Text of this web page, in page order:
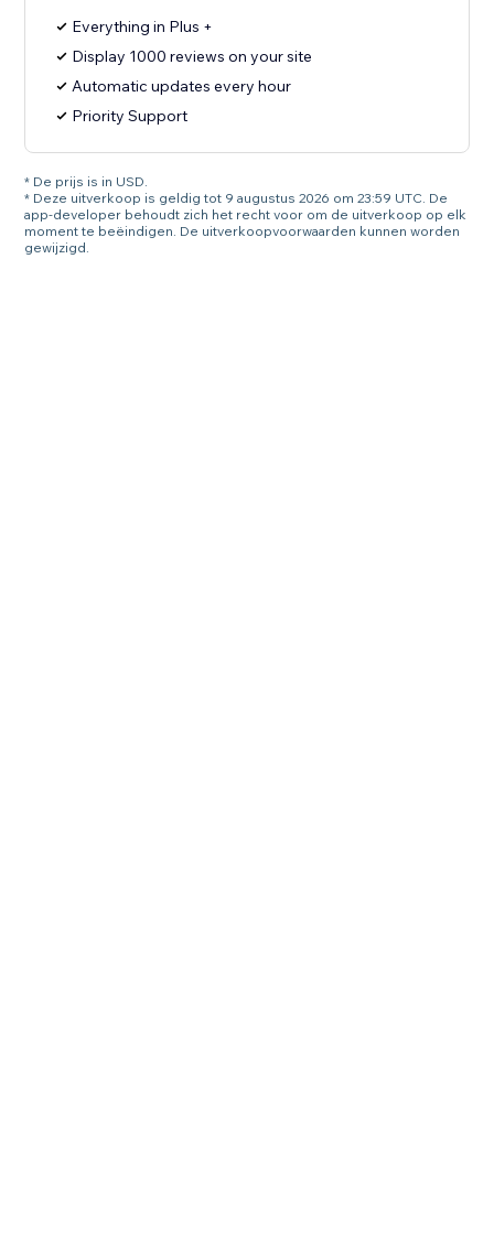
Everything in Plus +
Display 1000 reviews on your site
Automatic updates every hour
Priority Support
* De prijs is in USD.
* Deze uitverkoop is geldig tot 9 augustus 2026 om 23:59 UTC. De
app-developer behoudt zich het recht voor om de uitverkoop op elk
moment te beëindigen. De uitverkoopvoorwaarden kunnen worden
gewijzigd.